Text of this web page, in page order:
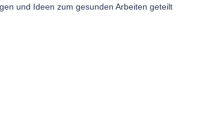
und Ideen zum gesunden Arbeiten geteilt